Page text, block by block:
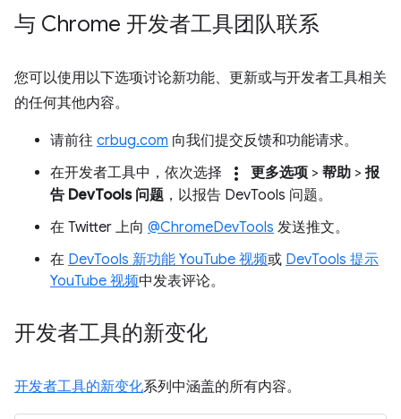
与 Chrome 开发者工具团队联系
您可以使用以下选项讨论新功能、更新或与开发者工具相关
的任何其他内容。
请前往 crbug.com 向我们提交反馈和功能请求。
在开发者工具中，依次选择
more_vert 更多选项 > 帮助 > 报
告 DevTools 问题 ，以报告 DevTools 问题。
在 Twitter 上向 @ChromeDevTools 发送推文。
在 DevTools 新功能 YouTube 视频或 DevTools 提示
YouTube 视频中发表评论。
开发者工具的新变化
开发者工具的新变化系列中涵盖的所有内容。